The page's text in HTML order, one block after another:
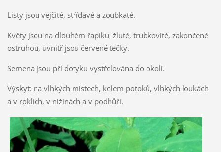
Listy jsou vejčité, střídavé a zoubkaté.
Květy jsou na dlouhém řapíku, žluté, trubkovité, zakončené
ostruhou, uvnitř jsou červené tečky.
Semena jsou při dotyku vystřelována do okolí.
Výskyt: na vlhkých místech, kolem potoků, vlhkých loukách
a v roklích, v nížinách a v podhůří.